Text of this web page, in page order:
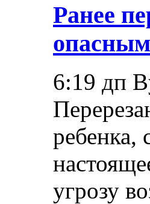
Ранее
6:19 дп
ребенка,
угрозу